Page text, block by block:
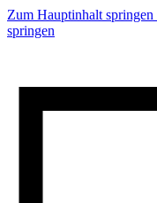
Zum Hauptinhalt springen
springen